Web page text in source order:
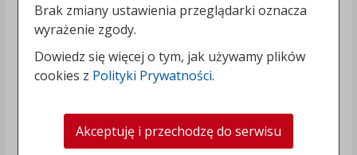
Brak zmiany ustawienia przeglądarki oznacza
wyrażenie zgody.
Dowiedz się więcej o tym, jak używamy plików
cookies z Polityki Prywatności.
Akceptuję i przechodzę do serwisu